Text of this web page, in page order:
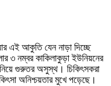
এই আকুতি যেন নাড়া দিচ্ছে
৩ নম্বর কাকিলাকুড়া ইউনিয়নের
নিয়ে গুরুতর অসুস্থ। চিকিৎসকরা
অনিশ্চয়তার মুখে পড়েছে।